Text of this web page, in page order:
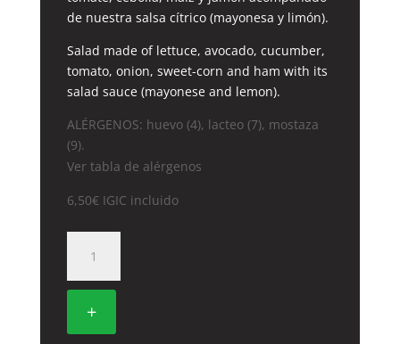
de nuestra salsa cítrico (mayonesa y limón).
Salad made of lettuce, avocado, cucumber,
tomato, onion, sweet-corn and ham with its
salad sauce (mayonese and lemon).
ALÉRGENOS: huevo (4), lacteo (7), mostaza
(9).
Ver tabla de alérgenos
6,50€ IGIC incluido
ENSALADA
DE
CASA+